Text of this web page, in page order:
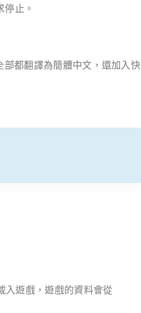
止。
部都翻譯為簡體中文，還加入快
入遊戲，遊戲的資料會從